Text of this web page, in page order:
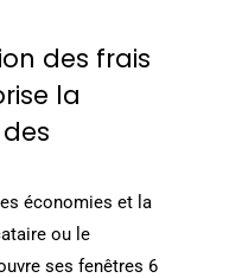
des frais
la
économies et la
ou le
ses fenêtres 6